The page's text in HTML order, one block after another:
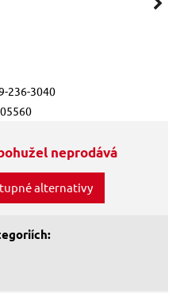
236-3040
neprodává
alternativy